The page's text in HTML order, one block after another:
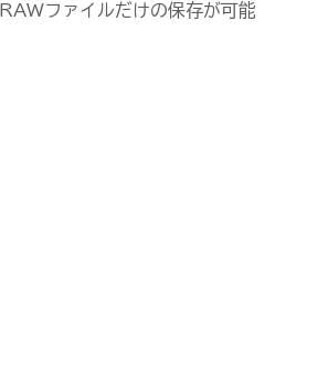
ファイルだけの保存が可能